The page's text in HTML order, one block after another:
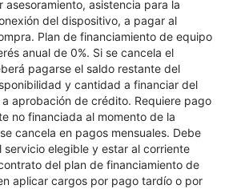
asistencia para la
del dispositivo, a pagar al
Plan de financiamiento de equipo
anual de 0%. Si se cancela el
pagarse el saldo restante del
y cantidad a financiar del
a aprobación de crédito. Requiere pago
no financiada al momento de la
cancela en pagos mensuales. Debe
servicio elegible y estar al corriente
del plan de financiamiento de
aplicar cargos por pago tardío o por